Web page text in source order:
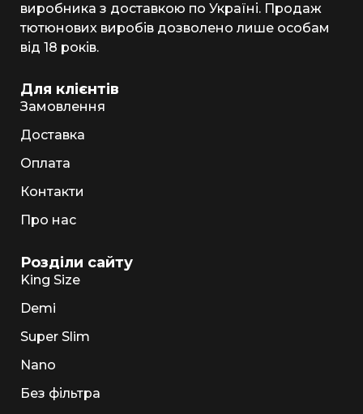
виробника з доставкою по Україні. Продаж
тютюнових виробів дозволено лише особам
від 18 років.
Для клієнтів
Замовлення
Доставка
Оплата
Контакти
Про нас
Розділи сайту
King Size
Demi
Super Slim
Nano
Без фільтра